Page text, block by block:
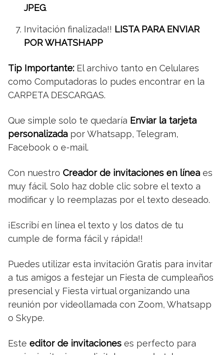
JPEG.
Invitación finalizada!! LISTA PARA ENVIAR
POR WHATSHAPP
Tip Importante: El archivo tanto en Celulares
como Computadoras lo pudes encontrar en la
CARPETA DESCARGAS.
Que simple solo te quedaría Enviar la tarjeta
personalizada por Whatsapp, Telegram,
Facebook o e-mail.
Con nuestro Creador de invitaciones en línea es
muy fácil. Solo haz doble clic sobre el texto a
modificar y lo reemplazas por el texto deseado.
¡Escribí en línea el texto y los datos de tu
cumple de forma fácil y rápida!!
Puedes utilizar esta invitación Gratis para invitar
a tus amigos a festejar un Fiesta de cumpleaños
presencial y Fiesta virtual organizando una
reunión por videollamada con Zoom, Whatsapp
o Skype.
Este editor de invitaciones es perfecto para